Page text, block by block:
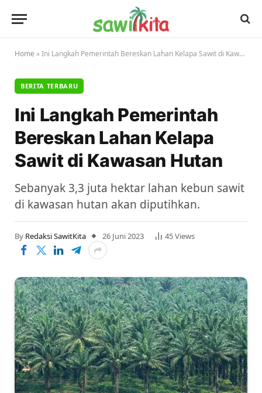
Home »Ini Langkah Pemerintah Bereskan Lahan Kelapa Sawit di Kawasan Hutan
BERITA TERBARU
Ini Langkah Pemerintah
Bereskan Lahan Kelapa
Sawit di Kawasan Hutan
Sebanyak 3,3 juta hektar lahan kebun sawit
di kawasan hutan akan diputihkan.
By Redaksi SawitKita 26 Juni 2023 45Views